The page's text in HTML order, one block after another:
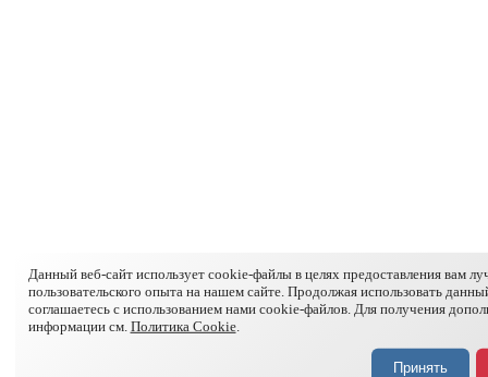
Данный веб-сайт использует cookie-файлы в целях предоставления вам
пользовательского опыта на нашем сайте. Продолжая использовать
соглашаетесь с использованием нами cookie-файлов. Для получения
информации см. Политика Cookie.
Принять